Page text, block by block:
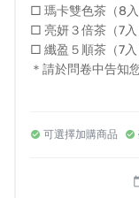
認為此專案有違
填
□ 瑪卡雙色茶（8入
□ 亮妍３倍茶（7入
□ 纖盈５順茶（7入
＊請於問卷中告知
※平均１袋只要＄
（免運）錯過就回
可選擇加購商品